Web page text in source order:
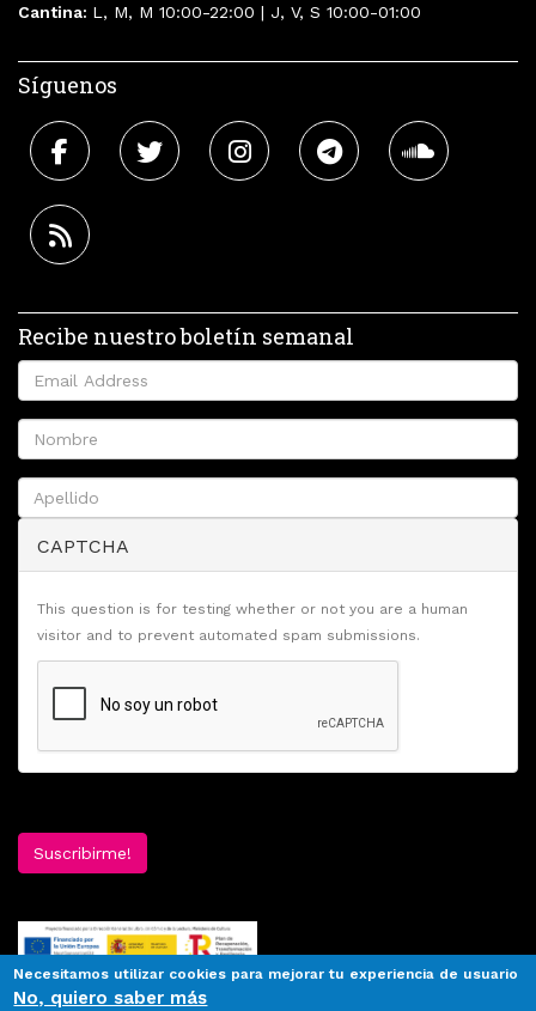
Cantina: L, M, M 10:00-22:00 | J, V, S 10:00-01:00
Síguenos
Recibe nuestro boletín semanal
CAPTCHA
This question is for testing whether or not you are a human
visitor and to prevent automated spam submissions.
Suscribirme!
Necesitamos utilizar cookies para mejorar tu experiencia de usuario
No, quiero saber más